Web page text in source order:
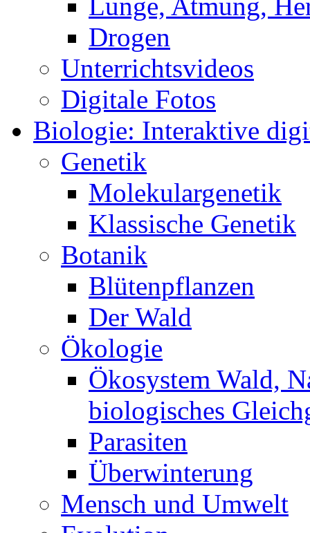
Lunge, Atmung,
Drogen
Unterrichtsvideos
Digitale Fotos
Biologie: Interaktive
Genetik
Molekulargenetik
Klassische Genetik
Botanik
Blütenpflanzen
Der Wald
Ökologie
Ökosystem Wald,
biologisches
Parasiten
Überwinterung
Mensch und Umwelt